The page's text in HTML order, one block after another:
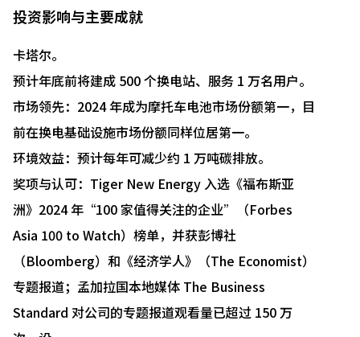
投资影响与主要成就
卡塔尔。
预计年底前将建成 500 个换电站、服务 1 万名用户。
市场领先：2024 年成为摩托车电池市场份额第一，目
前在换电基础设施市场份额同样位居第一。
环境效益：预计每年可减少约 1 万吨碳排放。
奖项与认可：Tiger New Energy 入选《福布斯亚
洲》2024 年“100 家值得关注的企业”（Forbes
Asia 100 to Watch）榜单，并获彭博社
（Bloomberg）和《经济学人》（The Economist）
专题报道；孟加拉国本地媒体 The Business
Standard 对公司的专题报道观看量已超过 150 万